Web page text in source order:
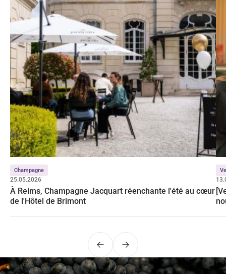
Champagne
25.05.2026
À Reims, Champagne Jacquart réenchante l'été au cœur
de l'Hôtel de Brimont
PrécédentSuivant